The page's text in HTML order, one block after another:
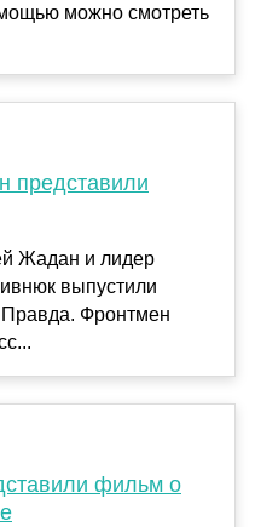
можно смотреть
представили
Жадан и лидер
выпустили
Фронтмен
фильм о